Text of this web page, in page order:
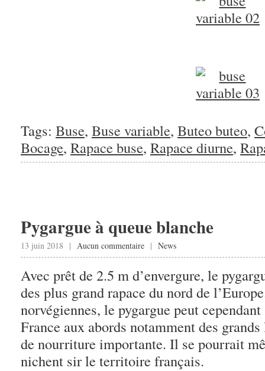
Tags: Buse, Buse variable, Buteo buteo,
Bocage, Rapace buse, Rapace diurne,
Pygargue à queue blanche
13 juin 2018 | Aucun commentaire | News
Avec prêt de 2.5 m d’envergure, le
des plus grand rapace du nord de
norvégiennes, le pygargue peut
France aux abords notamment des
de nourriture importante. Il se pourrait
nichent sir le territoire français.